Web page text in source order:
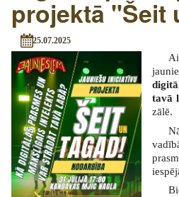
projektā "Šeit
25.07.2025
tavā
zālē.